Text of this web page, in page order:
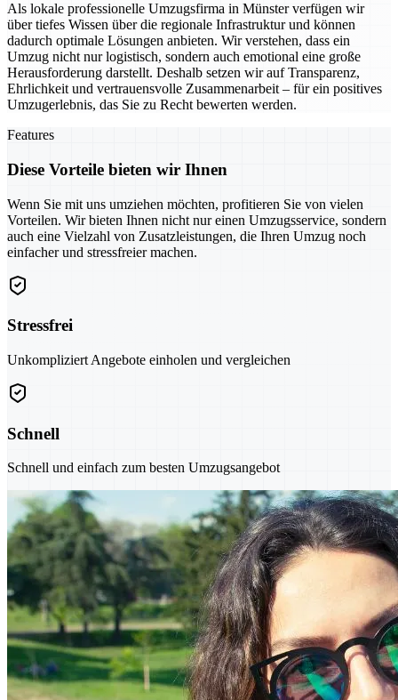
Als lokale professionelle Umzugsfirma in Münster verfügen wir
über tiefes Wissen über die regionale Infrastruktur und können
dadurch optimale Lösungen anbieten. Wir verstehen, dass ein
Umzug nicht nur logistisch, sondern auch emotional eine große
Herausforderung darstellt. Deshalb setzen wir auf Transparenz,
Ehrlichkeit und vertrauensvolle Zusammenarbeit – für ein positives
Umzugerlebnis, das Sie zu Recht bewerten werden.
Features
Diese Vorteile bieten wir Ihnen
Wenn Sie mit uns umziehen möchten, profitieren Sie von vielen
Vorteilen. Wir bieten Ihnen nicht nur einen Umzugsservice, sondern
auch eine Vielzahl von Zusatzleistungen, die Ihren Umzug noch
einfacher und stressfreier machen.
Stressfrei
Unkompliziert Angebote einholen und vergleichen
Schnell
Schnell und einfach zum besten Umzugsangebot